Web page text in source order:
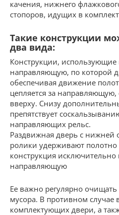
качения, нижнего
стопоров, идущих в
Такие конструкции
два вида:
Конструкции,
направляющую, по которой
обеспечивая движение
цепляется за направляющую,
вверху. Снизу
препятствует
направляющих рельс.
Раздвижная дверь с нижней
ролики удерживают полотно
конструкция
направляющую
Ее важно регулярно очищать
мусора. В противном случае
комплектующих двери, а